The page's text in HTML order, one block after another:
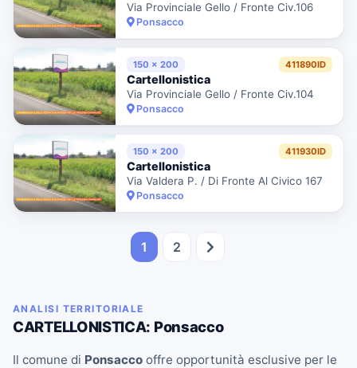
Via Provinciale Gello / Fronte Civ.106
Ponsacco
150 x 200 411890ID
Cartellonistica
Via Provinciale Gello / Fronte Civ.104
Ponsacco
150 x 200 411930ID
Cartellonistica
Via Valdera P. / Di Fronte Al Civico 167
Ponsacco
1 2
ANALISI TERRITORIALE
CARTELLONISTICA: Ponsacco
Il comune di Ponsacco offre opportunità esclusive per le